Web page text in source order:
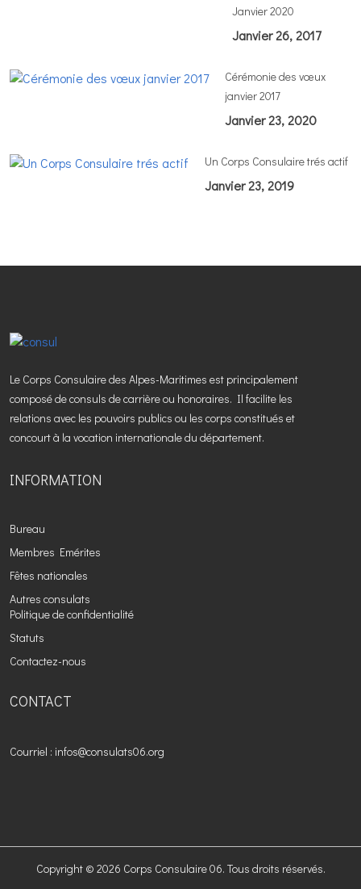
Janvier 2020
Janvier 26, 2017
Cérémonie des vœux
janvier 2017
Janvier 23, 2020
Un Corps Consulaire trés actif
Janvier 23, 2019
Le Corps Consulaire des Alpes-Maritimes est principalement
composé de consuls de carrière ou honoraires. Il facilite les
relations avec les pouvoirs publics ou les corps constitués et
concourt à la vocation internationale du département.
INFORMATION
Bureau
Membres Emérites
Fêtes nationales
Autres consulats
Politique de confidentialité
Statuts
Contactez-nous
CONTACT
Courriel : infos@consulats06.org
Copyright © 2026 Corps Consulaire 06. Tous droits réservés.